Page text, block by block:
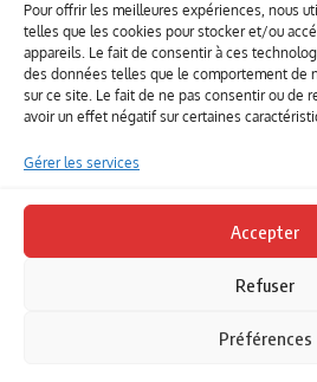
Pour offrir les meilleures expériences, nous
telles que les cookies pour stocker et/ou
appareils. Le fait de consentir à ces
des données telles que le comportement de
sur ce site. Le fait de ne pas consentir ou de
avoir un effet négatif sur certaines
Gérer les services
Accepter
Refuser
Préférences
Sitemap
Envoyez-nous vos
Envie que vos votre contenu
Contact